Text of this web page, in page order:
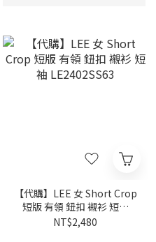
【代購】LEE 女 Short Crop
短版 有領 鈕扣 襯衫 短袖
LE2402SS63
NT$2,480